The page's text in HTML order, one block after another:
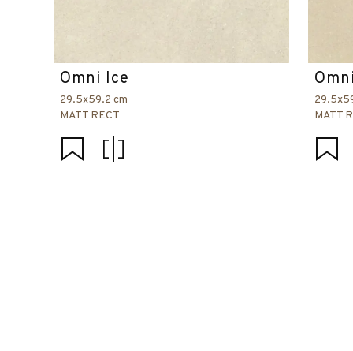
Omni Ice
29.5x59.2 cm
MATT RECT
MATT